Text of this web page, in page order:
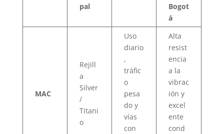
pal
Bogot
á
MAC
Rejill
a
Silver
/
Titani
o
Uso
diario
,
tráfic
o
pesa
do y
vías
con
Alta
resist
encia
a la
vibrac
ión y
excel
ente
cond